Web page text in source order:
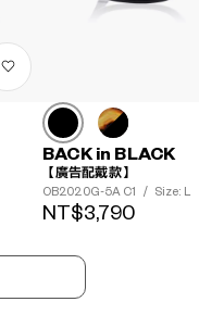
BACK in BLACK
【廣告配戴款】
OB2020G-5A C1
/ Size: L
NT$3,790